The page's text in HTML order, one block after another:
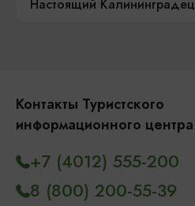
Настоящий Калининградец
Контакты Туристского
информационного центра
+7 (4012) 555-200
8 (800) 200-55-39